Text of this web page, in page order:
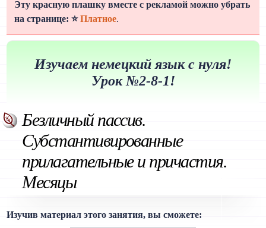
Эту красную плашку вместе с рекламой можно убрать
на странице: ⭐Платное.
Изучаем немецкий язык с нуля!
Урок №2-8-1!
Безличный пассив.
Субстантивированные
прилагательные и причастия.
Месяцы
Изучив материал этого занятия, вы сможете: